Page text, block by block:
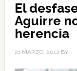
El
Aguirre
herencia
21 MARZO, 2012 BY